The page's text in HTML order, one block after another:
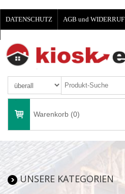
DATENSCHUTZ AGB und WIDERRUF
Warenkorb (0)
UNSERE KATEGORIEN